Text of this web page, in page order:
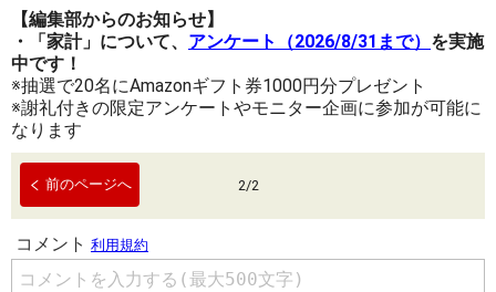
【編集部からのお知らせ】
・「家計」について、 アンケート（2026/8/31まで） を実施
中です！
※抽選で20名にAmazonギフト券1000円分プレゼント
※謝礼付きの限定アンケートやモニター企画に参加が可能に
なります
前のページへ 2/2